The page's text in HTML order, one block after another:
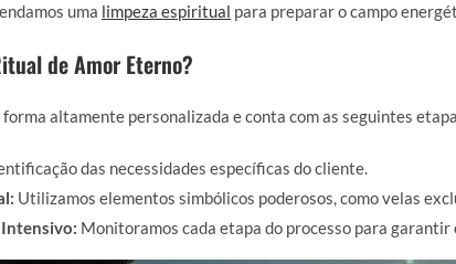
uma limpeza espiritual para preparar o campo
de Amor Eterno?
altamente personalizada e conta com as seguintes
das necessidades específicas do cliente.
Utilizamos elementos simbólicos poderosos, como velas
Monitoramos cada etapa do processo para